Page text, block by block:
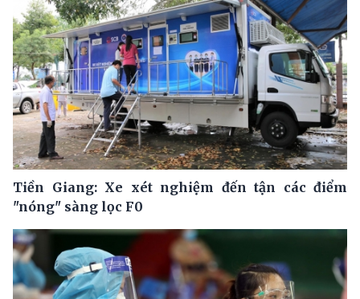
Tiền Giang: Xe xét nghiệm đến tận các điểm
"nóng" sàng lọc F0